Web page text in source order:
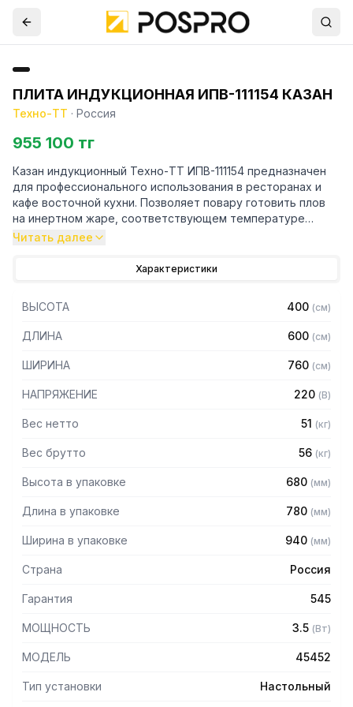
ПЛИТА ИНДУКЦИОННАЯ ИПВ-111154 КАЗАН
Техно-ТТ · Россия
955 100 тг
Казан индукционный Техно-ТТ ИПВ-111154 предназначен
для профессионального использования в ресторанах и
кафе восточной кухни. Позволяет повару готовить плов
на инертном жаре, соответствующем температуре
приготовления блюда в традиционных условиях.
0,8 мм
– Деревянная крышка
– 9 уровней мощности
– Поставляется в собранном виде
Читать далее
Характеристики
ВЫСОТА 400 (см)
ДЛИНА 600 (см)
ШИРИНА 760 (см)
НАПРЯЖЕНИЕ 220 (В)
Вес нетто 51 (кг)
Вес брутто 56 (кг)
Высота в упаковке 680 (мм)
Длина в упаковке 780 (мм)
Ширина в упаковке 940 (мм)
Страна Россия
Гарантия 545
МОЩНОСТЬ 3.5 (Вт)
МОДЕЛЬ 45452
Тип установки Настольный